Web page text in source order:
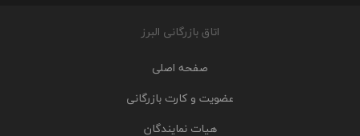
اتاق بازرگانی البرز
صفحه اصلی
عضویت و کارت بازرگانی
هیات نمایندگان